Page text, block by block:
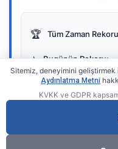
🏆 Tüm Zaman
⭐ Bugünün Rekoru:
Sitemiz, deneyimini geliştirmek
Aydınlatma Metni
KVKK ve GDPR